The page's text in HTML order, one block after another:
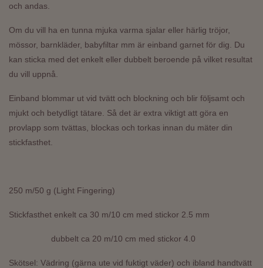
och andas.
Om du vill ha en tunna mjuka varma sjalar eller härlig tröjor,
mössor, barnkläder, babyfiltar mm är einband garnet för dig. Du
kan sticka med det enkelt eller dubbelt beroende på vilket resultat
du vill uppnå.
Einband blommar ut vid tvätt och blockning och blir följsamt och
mjukt och betydligt tätare. Så det är extra viktigt att göra en
provlapp som tvättas, blockas och torkas innan du mäter din
stickfasthet.
250 m/50 g (Light Fingering)
Stickfasthet enkelt ca 30 m/10 cm med stickor 2.5 mm
dubbelt ca 20 m/10 cm med stickor 4.0
Skötsel: Vädring (gärna ute vid fuktigt väder) och ibland handtvätt